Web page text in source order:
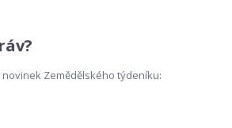
Zemědělského týdeníku: